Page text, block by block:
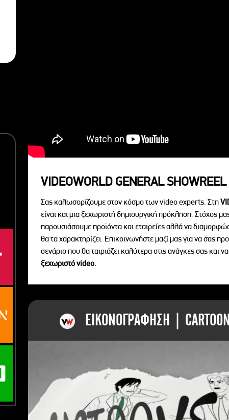
VIDEOWORLD GENERAL SHOWREEL
Σας καλωσορίζουμε στον κόσμο των video experts. Στη
είναι και μια ξεχωριστή δημιουργική πρόκληση. Στόχος
παρουσιάσουμε προϊόντα και εταιρείες αλλά να
θα τα χαρακτηρίζει. Επικοινωνήστε μαζί μας για να σας
σενάριο που θα ταιριάζει καλύτερα στις ανάγκες σας και
ξεχωριστό videο.
ΕΙΚΟΝΟΓΡΑΦΗΣΗ |